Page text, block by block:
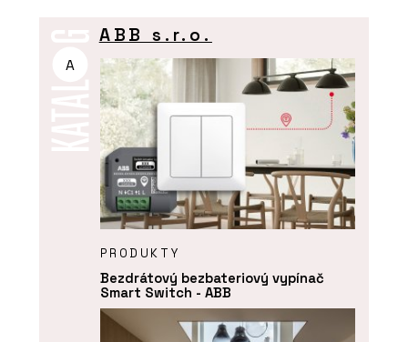
A
ABB s.r.o.
PRODUKTY
Bezdrátový bezbateriový vypínač
Smart Switch - ABB